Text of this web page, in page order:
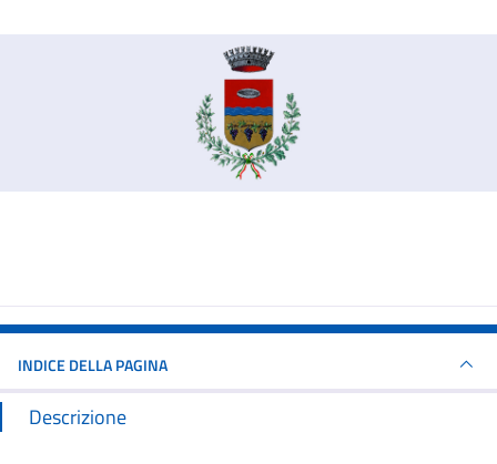
INDICE DELLA PAGINA
Descrizione